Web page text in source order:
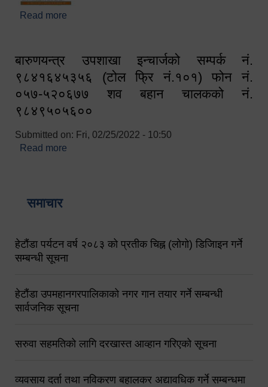
Read more
बारुणयन्त्र उपशाखा इन्चार्जको सम्पर्क नं.
९८४१६४५३५६ (टोल फ्रि नं.१०१) फोन नं.
०५७-५२०६७७ शव बहान चालकको नं.
९८४९५०५६००
Submitted on: Fri, 02/25/2022 - 10:50
Read more
समाचार
हेटौंडा पर्यटन वर्ष २०८३ को प्रतीक चिह्न (लोगो) डिजिाइन गर्ने
सम्बन्धी सूचना
हेटौंडा उपमहानगरपालिकाको नगर गान तयार गर्ने सम्बन्धी
सार्वजनिक सूचना
सरुवा सहमतिको लागि दरखास्त आव्हान गरिएको सूचना
व्यवसाय दर्ता तथा नविकरण बहालकर अद्यावधिक गर्ने सम्बन्धमा